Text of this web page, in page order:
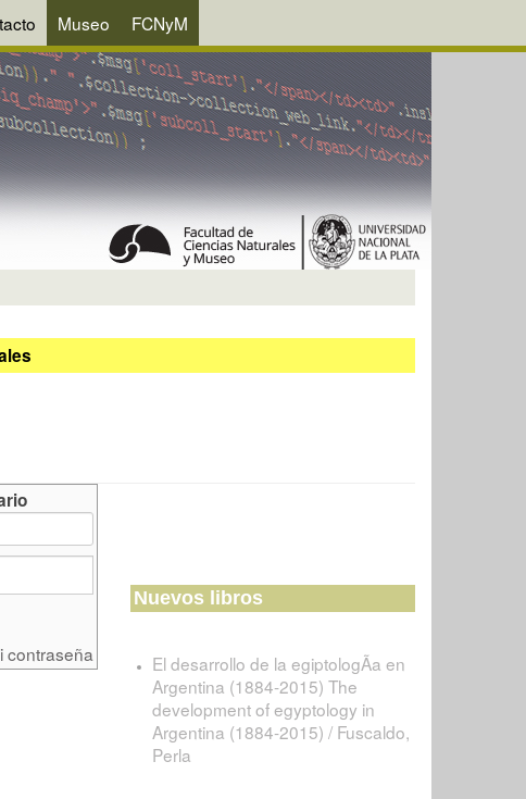
Museo FCNyM
contraseña
Nuevos libros
El desarrollo de la egiptologÃ­a en
Argentina (1884-2015) The
development of egyptology in
Argentina (1884-2015) / Fuscaldo,
Perla